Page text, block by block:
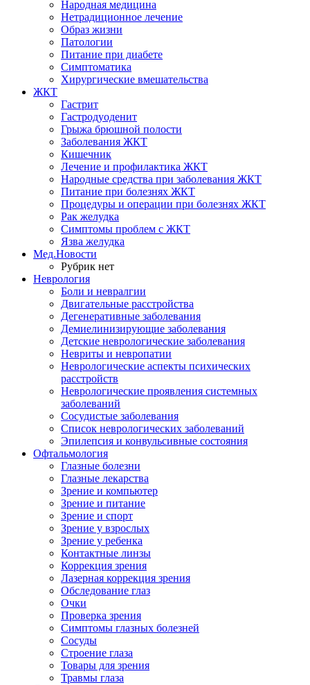
Народная медицина
Нетрадиционное лечение
Образ жизни
Патологии
Питание при диабете
Симптоматика
Хирургические вмешательства
ЖКТ
Гастрит
Гастродуоденит
Грыжа брюшной полости
Заболевания ЖКТ
Кишечник
Лечение и профилактика ЖКТ
Народные средства при заболевания ЖКТ
Питание при болезнях ЖКТ
Процедуры и операции при болезнях ЖКТ
Рак желудка
Симптомы проблем с ЖКТ
Язва желудка
Мед.Новости
Рубрик нет
Неврология
Боли и невралгии
Двигательные расстройства
Дегенеративные заболевания
Демиелинизирующие заболевания
Детские неврологические заболевания
Невриты и невропатии
Неврологические аспекты психических
расстройств
Неврологические проявления системных
заболеваний
Сосудистые заболевания
Список неврологических заболеваний
Эпилепсия и конвульсивные состояния
Офтальмология
Глазные болезни
Глазные лекарства
Зрение и компьютер
Зрение и питание
Зрение и спорт
Зрение у взрослых
Зрение у ребенка
Контактные линзы
Коррекция зрения
Лазерная коррекция зрения
Обследование глаз
Очки
Проверка зрения
Симптомы глазных болезней
Сосуды
Строение глаза
Товары для зрения
Травмы глаза